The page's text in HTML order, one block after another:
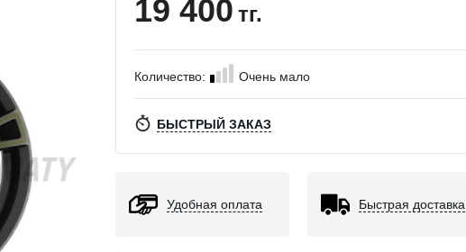
19 400 тг.
Количество: Очень мало
БЫСТРЫЙ ЗАКАЗ
Удобная оплата Быстрая доставка